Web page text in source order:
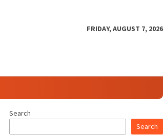
FRIDAY, AUGUST 7, 2026
Search
Search